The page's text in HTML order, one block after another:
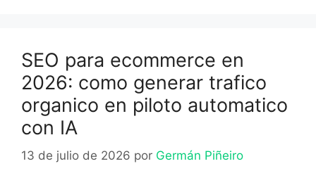
SEO para ecommerce en
2026: como generar trafico
organico en piloto automatico
con IA
13 de julio de 2026 por Germán Piñeiro